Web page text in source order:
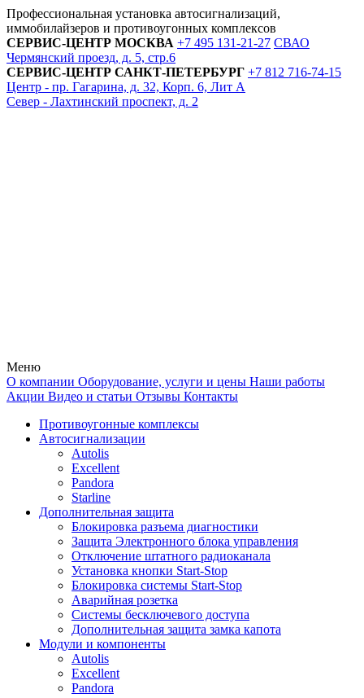
Профессиональная установка автосигнализаций,
иммобилайзеров и противоугонных комплексов
СЕРВИС-ЦЕНТР МОСКВА +7 495 131-21-27 СВАО
Чермянский проезд, д. 5, стр.6
СЕРВИС-ЦЕНТР САНКТ-ПЕТЕРБУРГ +7 812 716-74-15
Центр - пр. Гагарина, д. 32, Корп. 6, Лит А
Север - Лахтинский проспект, д. 2
Меню
О компании Оборудование, услуги и цены Наши работы
Акции Видео и статьи Отзывы Контакты
Противоугонные комплексы
Автосигнализации
Autolis
Excellent
Pandora
Starline
Дополнительная защита
Блокировка разъема диагностики
Защита Электронного блока управления
Отключение штатного радиоканала
Установка кнопки Start-Stop
Блокировка системы Start-Stop
Аварийная розетка
Системы бесключевого доступа
Дополнительная защита замка капота
Модули и компоненты
Autolis
Excellent
Pandora